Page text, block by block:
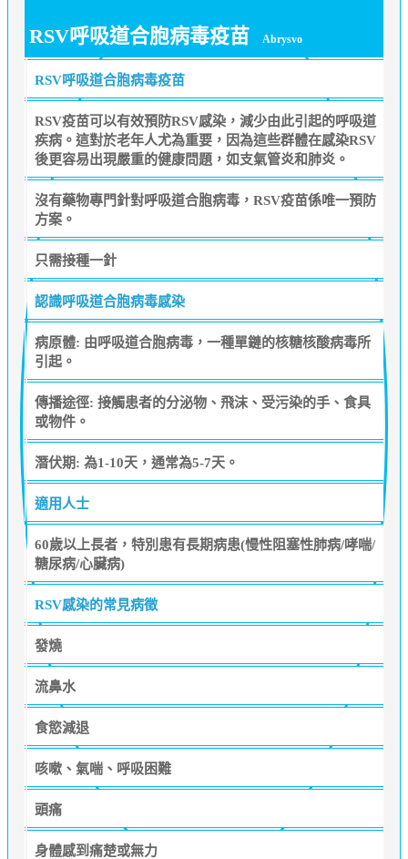
RSV呼吸道合胞病毒疫苗 Abrysvo
RSV呼吸道合胞病毒疫苗
RSV疫苗可以有效預防RSV感染，減少由此引起的呼吸道
疾病。這對於老年人尤為重要，因為這些群體在感染RSV
後更容易出現嚴重的健康問題，如支氣管炎和肺炎。
沒有藥物專門針對呼吸道合胞病毒，RSV疫苗係唯一預防
方案。
只需接種一針
認識呼吸道合胞病毒感染
病原體: 由呼吸道合胞病毒，一種單鏈的核糖核酸病毒所
引起。
傳播途徑: 接觸患者的分泌物、飛沫、受污染的手、食具
或物件。
潛伏期: 為1-10天，通常為5-7天。
適用人士
60歲以上長者，特別患有長期病患(慢性阻塞性肺病/哮喘/
糖尿病/心臟病)
RSV感染的常見病徵
發燒
流鼻水
食慾減退
咳嗽、氣喘、呼吸困難
頭痛
身體感到痛楚或無力